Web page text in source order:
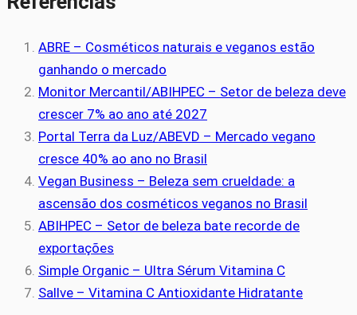
ABRE – Cosméticos naturais e veganos estão
ganhando o mercado
Monitor Mercantil/ABIHPEC – Setor de beleza deve
crescer 7% ao ano até 2027
Portal Terra da Luz/ABEVD – Mercado vegano
cresce 40% ao ano no Brasil
Vegan Business – Beleza sem crueldade: a
ascensão dos cosméticos veganos no Brasil
ABIHPEC – Setor de beleza bate recorde de
exportações
Simple Organic – Ultra Sérum Vitamina C
Sallve – Vitamina C Antioxidante Hidratante